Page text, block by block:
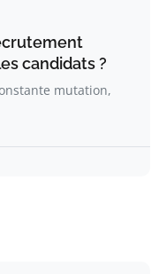
candidats ?
mutation,